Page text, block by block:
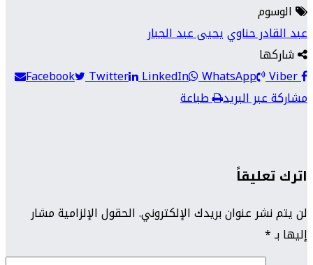
الوسوم
عبد القادر حناوييحيى عبد الجبار
شاركها
Facebook
Twitter LinkedIn WhatsApp Viber
مشاركة عبر البريد
طباعة
اترك تعليقاً
لن يتم نشر عنوان بريدك الإلكتروني.الحقول الإلزامية مشار
إليها بـ*